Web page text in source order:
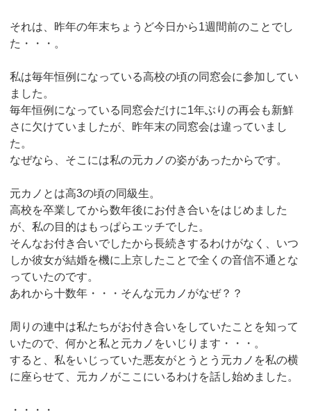
それは、昨年の年末ちょうど今日から1週間前のことでし
た・・・。
私は毎年恒例になっている高校の頃の同窓会に参加してい
ました。
毎年恒例になっている同窓会だけに1年ぶりの再会も新鮮
さに欠けていましたが、昨年末の同窓会は違っていまし
た。
なぜなら、そこには私の元カノの姿があったからです。
元カノとは高3の頃の同級生。
高校を卒業してから数年後にお付き合いをはじめました
が、私の目的はもっぱらエッチでした。
そんなお付き合いでしたから長続きするわけがなく、いつ
しか彼女が結婚を機に上京したことで全くの音信不通とな
っていたのです。
あれから十数年・・・そんな元カノがなぜ？？
周りの連中は私たちがお付き合いをしていたことを知って
いたので、何かと私と元カノをいじります・・・。
すると、私をいじっていた悪友がとうとう元カノを私の横
に座らせて、元カノがここにいるわけを話し始めました。
・・・・